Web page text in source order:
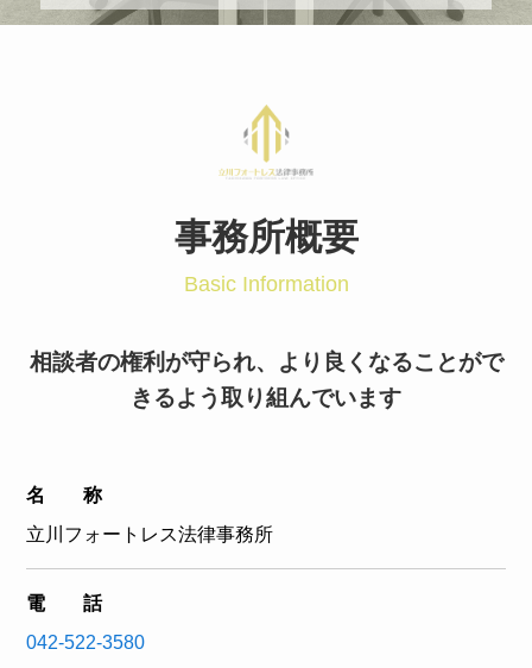
事務所概要
Basic Information
相談者の権利が守られ、より良くなることがで
きるよう取り組んでいます
名 称
立川フォートレス法律事務所
電 話
042-522-3580